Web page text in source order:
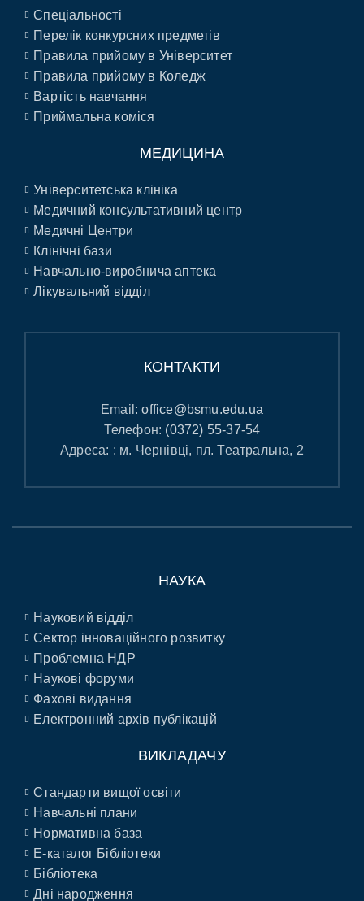
Спеціальності
Перелік конкурсних предметів
Правила прийому в Університет
Правила прийому в Коледж
Вартість навчання
Приймальна коміся
МЕДИЦИНА
Університетська клініка
Медичний консультативний центр
Медичні Центри
Клінічні бази
Навчально-виробнича аптека
Лікувальний відділ
КОНТАКТИ
Email:office@bsmu.edu.ua
Телефон: (0372) 55-37-54
Адреса: : м. Чернівці, пл. Театральна, 2
НАУКА
Науковий відділ
Сектор інноваційного розвитку
Проблемна НДР
Наукові форуми
Фахові видання
Електронний архів публікацій
ВИКЛАДАЧУ
Стандарти вищої освіти
Навчальні плани
Нормативна база
E-каталог Бібліотеки
Бібліотека
Дні народження